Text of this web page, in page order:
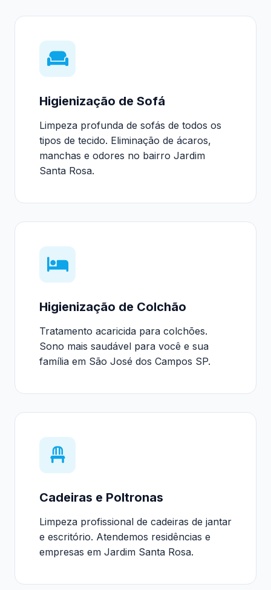
Higienização de Sofá
Limpeza profunda de sofás de todos os
tipos de tecido. Eliminação de ácaros,
manchas e odores no bairro Jardim
Santa Rosa.
Higienização de Colchão
Tratamento acaricida para colchões.
Sono mais saudável para você e sua
família em São José dos Campos SP.
Cadeiras e Poltronas
Limpeza profissional de cadeiras de jantar
e escritório. Atendemos residências e
empresas em Jardim Santa Rosa.